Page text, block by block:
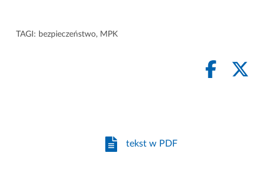
TAGI: bezpieczeństwo, MPK
tekst w PDF